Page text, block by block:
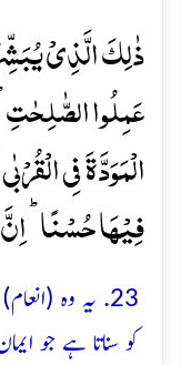
ذٰلِکَ الَّذِیۡ
عَمِلُوا
الۡمَوَدَّۃَ فِی
فِیۡہَا حُسۡنًا ؕ اِنَّ
23. یہ وہ
کو سناتا ہے جو